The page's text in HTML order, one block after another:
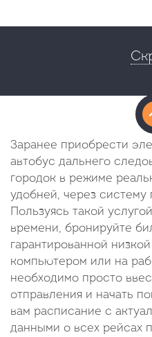
Заранее приобрести
автобус дальнего
городок в режиме
удобней, через систему
Пользуясь такой
времени, бронируйте
гарантированной
компьютером или на
необходимо просто
отправления и начать
вам расписание с
данными о всех рейсах